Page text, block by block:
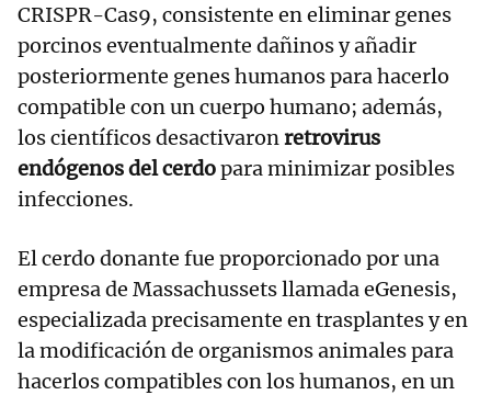
CRISPR-Cas9, consistente en eliminar genes
porcinos eventualmente dañinos y añadir
posteriormente genes humanos para hacerlo
compatible con un cuerpo humano; además,
los científicos desactivaronretrovirus
endógenos del cerdopara minimizar posibles
infecciones.
El cerdo donante fue proporcionado por una
empresa de Massachussets llamada eGenesis,
especializada precisamente en trasplantes y en
la modificación de organismos animales para
hacerlos compatibles con los humanos, en un